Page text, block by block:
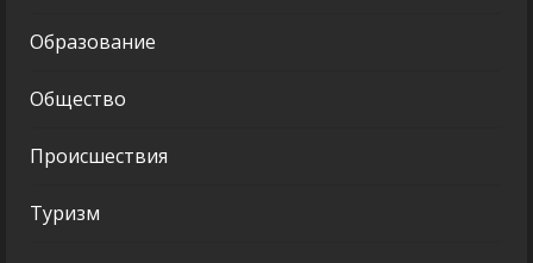
Образование
Общество
Происшествия
Туризм